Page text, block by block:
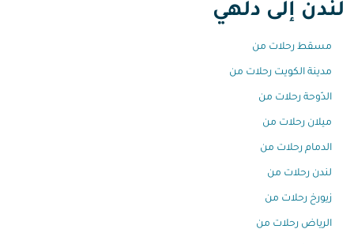
لندن إلى دلهي
مسقط رحلات من
مدينة الكويت رحلات من
الدّوحة رحلات من
ميلان رحلات من
الدمام رحلات من
لندن رحلات من
زيورخ رحلات من
الرياض رحلات من